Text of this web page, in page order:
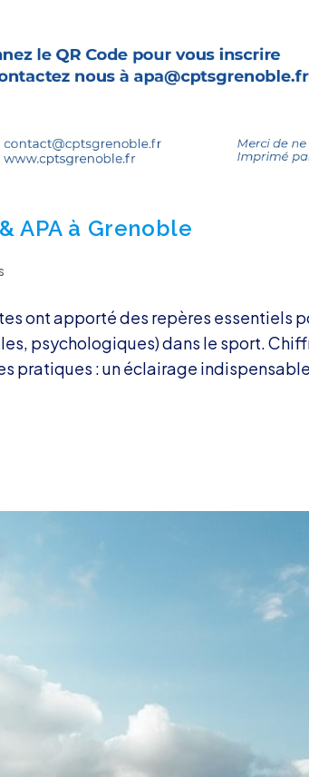
APA à Grenoble
ont apporté des repères essentiels
psychologiques) dans le sport.
pratiques : un éclairage